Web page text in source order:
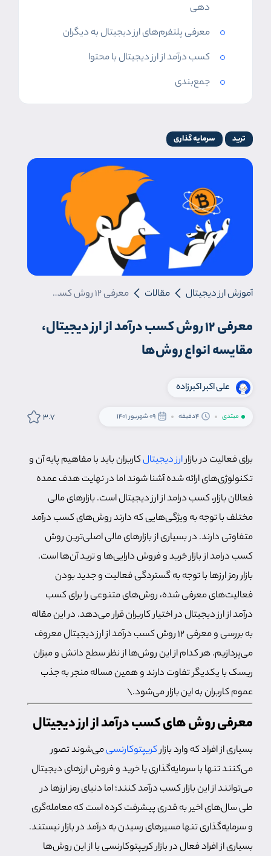
دهی
معرفی پلتفرم‌های ارز دیجیتال به دیگران
کسب درآمد از ارز دیجیتال با محتوا
جمع‌بندی
ترید سرمایه گذاری
آموزش ارز دیجیتال مقالات معرفی 12 روش‌ کسب درآمد از ارز دیجیتال، مقایسه انواع روش‌ها
معرفی 12 روش‌ کسب درآمد از ارز دیجیتال،
مقایسه انواع روش‌ها
علی اکبر اکبرزاده
مبتدی 4دقیقه 09 شهریور 1401 3.7
برای فعالیت در بازارارز دیجیتالکاربران باید با مفاهیم پایه آن و
تکنولوژی‌های ارائه شده آشنا شوند اما در نهایت هدف عمده
فعالان بازار، کسب درامد از ارز دیجیتال است. بازارهای مالی
مختلف با توجه به ویژگی‌هایی که دارند روش‌های کسب درآمد
متفاوتی دارند. در بسیاری از بازارهای مالی اصلی‌ترین روش
کسب درامد از بازار خرید و فروش دارایی‌ها و ترید آن‌ها است.
بازار رمز ارزها با توجه به گستردگی فعالیت و جدید بودن
فعالیت‌های معرفی شده، روش‌های متنوعی را برای کسب
درآمد از ارز دیجیتال در اختیار کاربران قرار می‌دهد. در این مقاله
به بررسی و معرفی 12 روش کسب درآمد از ارز دیجیتال معروف
می‌پردازیم. هر کدام از این روش‌ها از نظر سطح دانش و میزان
ریسک با یکدیگر تفاوت دارند و همین مساله منجر به جذب
عموم کاربران به این بازار می‌شود.\
معرفی روش های کسب درآمد از ارز دیجیتال
بسیاری از افراد که وارد بازارکریپتوکارنسیمی‌شوند تصور
می‌کنند تنها با سرمایه‌گذاری یا خرید و فروش ارزهای دیجیتال
می‌توانند از این بازار کسب درآمد کنند؛ اما دنیای رمز ارزها در
طی سال‌های اخیر به قدری پیشرفت کرده است که معامله‌گری
و سرمایه‌گذاری تنها مسیرهای رسیدن به درآمد در بازار نیستند.
بسیاری از افراد فعال در بازار کریپتوکارنسی یا از این روش‌ها